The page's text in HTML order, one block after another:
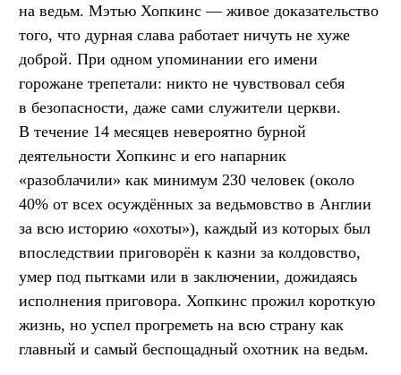
на ведьм. Мэтью Хопкинс — живое доказательство
того, что дурная слава работает ничуть не хуже
доброй. При одном упоминании его имени
горожане трепетали: никто не чувствовал себя
в безопасности, даже сами служители церкви.
В течение 14 месяцев невероятно бурной
деятельности Хопкинс и его напарник
«разоблачили» как минимум 230 человек (около
40% от всех осуждённых за ведьмовство в Англии
за всю историю «охоты»), каждый из которых был
впоследствии приговорён к казни за колдовство,
умер под пытками или в заключении, дожидаясь
исполнения приговора. Хопкинс прожил короткую
жизнь, но успел прогреметь на всю страну как
главный и самый беспощадный охотник на ведьм.